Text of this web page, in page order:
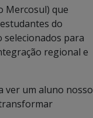
Mercosul) que
do
selecionados para
regional e
ver um aluno nosso